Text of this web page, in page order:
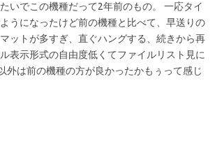
いでこの機種だって2年前のもの。 一応タイ
うになったけど前の機種と比べて、早送りの
ットが多すぎ、直ぐハングする、続きから再
表示形式の自由度低くてファイルリスト見に
外は前の機種の方が良かったかもぅって感じ